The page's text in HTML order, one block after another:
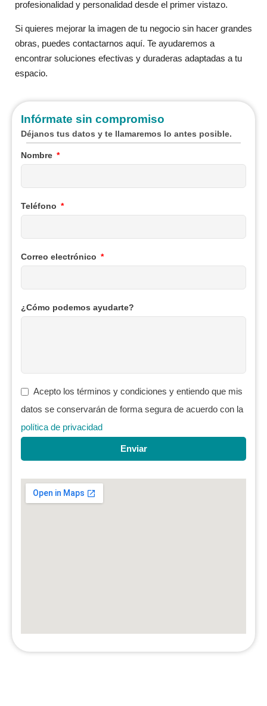
profesionalidad y personalidad desde el primer vistazo.
Si quieres mejorar la imagen de tu negocio sin hacer grandes
obras, puedes contactarnos aquí. Te ayudaremos a
encontrar soluciones efectivas y duraderas adaptadas a tu
espacio.
Infórmate sin compromiso
Déjanos tus datos y te llamaremos lo antes posible.
Nombre
Teléfono
Correo electrónico
¿Cómo podemos ayudarte?
Acepto los términos y condiciones y entiendo que mis
datos se conservarán de forma segura de acuerdo con la
política de privacidad
Enviar